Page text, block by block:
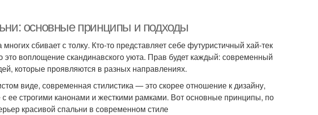
основные принципы и подходы
сбивает с толку. Кто-то представляет себе футуристичный хай-тек
это воплощение скандинавского уюта. Прав будет каждый: современный
которые проявляются в разных направлениях.
виде, современная стилистика — это скорее отношение к дизайну,
с ее строгими канонами и жесткими рамками. Вот основные принципы, по
красивой спальни в современном стиле